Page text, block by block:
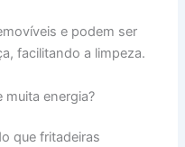
e podem ser
facilitando a limpeza.
muita energia?
que fritadeiras